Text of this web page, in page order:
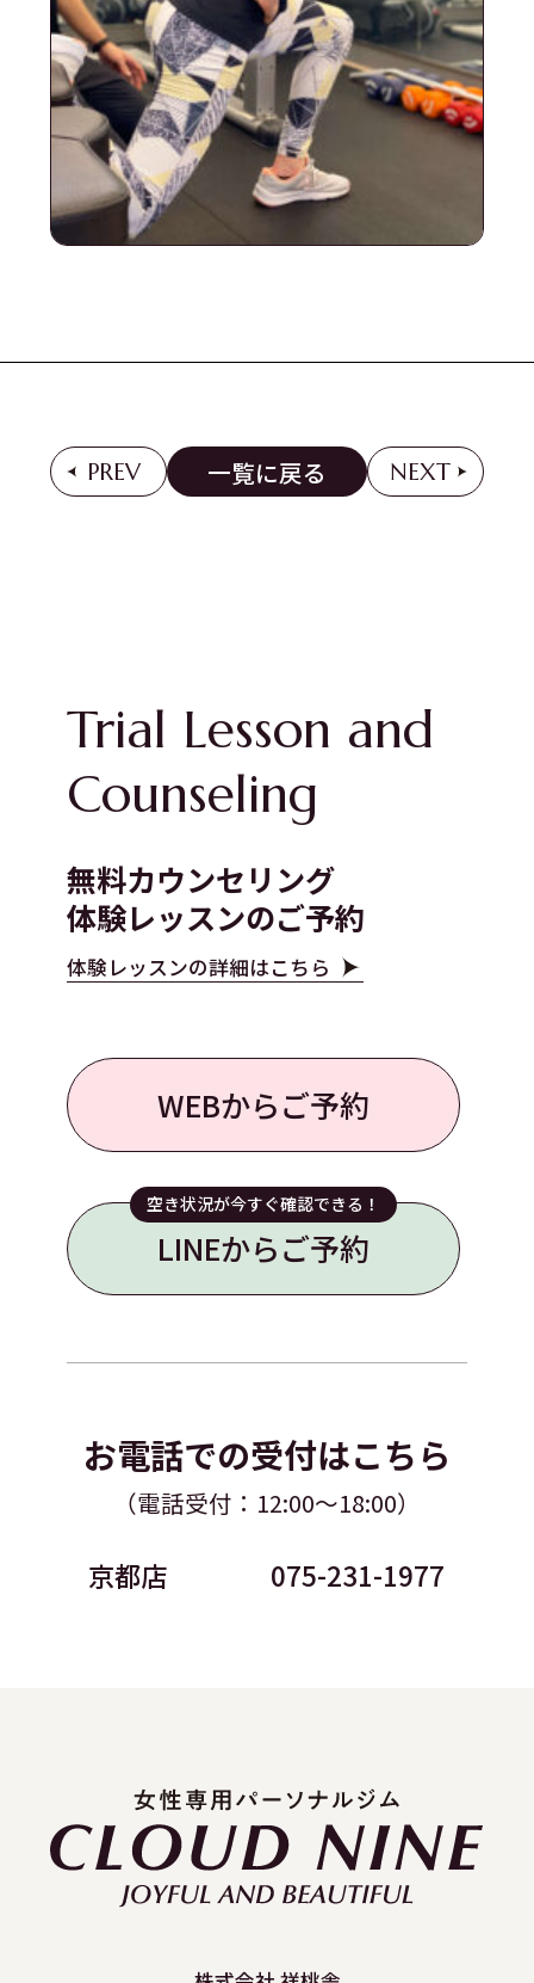
PREV 一覧に戻る NEXT
Trial Lesson and
Counseling
無料カウンセリング
体験レッスンのご予約
体験レッスンの詳細はこちら
WEBからご予約
空き状況が今すぐ確認できる！
LINEからご予約
お電話での受付はこちら
（電話受付：12:00～18:00）
京都店 075-231-1977